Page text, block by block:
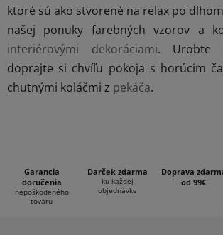
ktoré sú ako stvorené na relax po
našej ponuky farebných vzorov a
interiérovými dekoráciami. Urobte
doprajte si chvíľu pokoja s horúcim
chutnými koláčmi z pekáča.
Garancia
doručenia
nepoškodeného
tovaru
Darček zdarma
ku každej
objednávke
Doprava
od 99€